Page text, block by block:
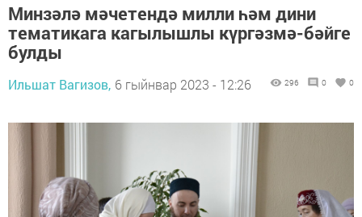
Минзәлә мәчетендә милли һәм дини
тематикага кагылышлы күргәзмә-бәйге
булды
Ильшат Вагизов, 6 гыйнвар 2023 - 12:26 296 0 0